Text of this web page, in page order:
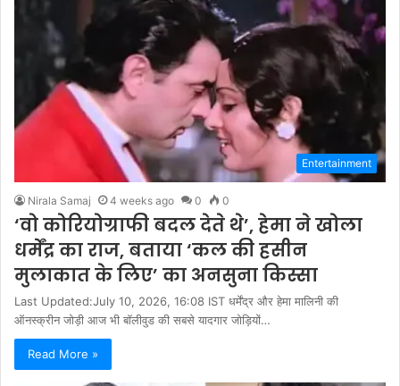
Entertainment
Nirala Samaj 4 weeks ago 0 0
‘वो कोरियोग्राफी बदल देते थे’, हेमा ने खोला
धर्मेंद्र का राज, बताया ‘कल की हसीन
मुलाकात के लिए’ का अनसुना किस्सा
Last Updated:July 10, 2026, 16:08 IST धर्मेंद्र और हेमा मालिनी की
ऑनस्क्रीन जोड़ी आज भी बॉलीवुड की सबसे यादगार जोड़ियों…
Read More »